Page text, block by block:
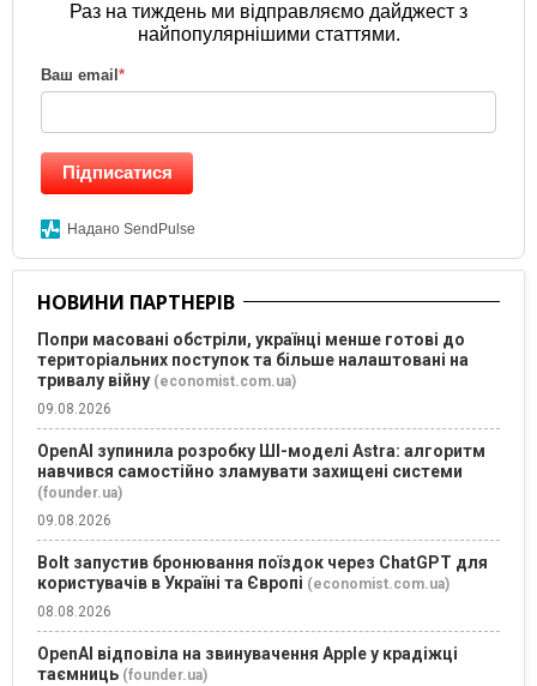
Раз на тиждень ми відправляємо дайджест з
найпопулярнішими статтями.
Ваш email *
Підписатися
Надано SendPulse
НОВИНИ ПАРТНЕРІВ
Попри масовані обстріли, українці менше готові до
територіальних поступок та більше налаштовані на
тривалу війну (economist.com.ua)
09.08.2026
OpenAI зупинила розробку ШІ-моделі Astra: алгоритм
навчився самостійно зламувати захищені системи
(founder.ua)
09.08.2026
Bolt запустив бронювання поїздок через ChatGPT для
користувачів в Україні та Європі (economist.com.ua)
08.08.2026
OpenAI відповіла на звинувачення Apple у крадіжці
таємниць (founder.ua)